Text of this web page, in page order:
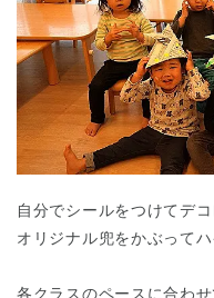
自分でシールをつけてデ
オリジナル兜をかぶってハ
各クラスのペースに合わ